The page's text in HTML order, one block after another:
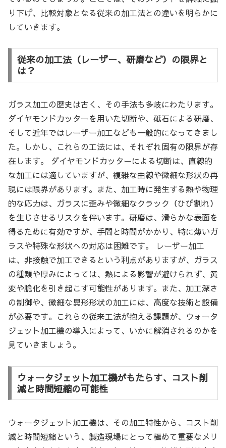
り下げ、比較対象となる従来の加工法との違いを明らかに
していきます。
従来の加工法（レーザー、研磨など）の限界と
は？
ガラス加工の歴史は古く、その手法も多岐にわたります。
ダイヤモンドカッターを用いた切断や、砥石による研磨、
そして近年ではレーザー加工なども一般的になってきまし
た。しかし、これらの工法には、それぞれ固有の限界が存
在します。 ダイヤモンドカッターによる切断は、直線的
な加工には適していますが、複雑な曲線や微細な形状の再
現には限界があります。また、加工時に発生する熱や物理
的な応力は、ガラスに歪みや微細なクラック（ひび割れ）
を生じさせるリスクを伴います。研磨は、滑らかな表面を
得るために有効ですが、手間と時間がかかり、特に薄いガ
ラスや特殊な形状への対応は困難です。 レーザー加工
は、非接触で加工できるという利点がありますが、ガラス
の種類や厚みによっては、熱による影響が避けられず、黄
変や脆化を引き起こす可能性があります。また、加工深さ
の制御や、微細な異形形状の加工には、高度な技術と設備
が必要です。これらの従来工法が抱える課題が、ウォータ
ジェット加工機の導入によって、いかに解消されるのかを
見ていきましょう。
ウォータジェット加工機がもたらす、コスト削
減と時間短縮の可能性
ウォータジェット加工機は、その加工特性から、コスト削
減と時間短縮という、製造現場にとって極めて重要なメリ